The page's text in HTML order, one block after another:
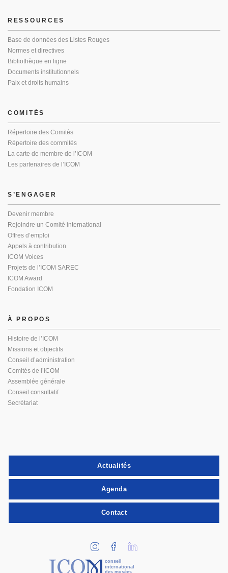
RESSOURCES
Base de données des Listes Rouges
Normes et directives
Bibliothèque en ligne
Documents institutionnels
Paix et droits humains
COMITÉS
Répertoire des Comités
Répertoire des commités
La carte de membre de l’ICOM
Les partenaires de l’ICOM
S’ENGAGER
Devenir membre
Rejoindre un Comité international
Offres d’emploi
Appels à contribution
ICOM Voices
Projets de l’ICOM SAREC
ICOM Award
Fondation ICOM
À PROPOS
Histoire de l’ICOM
Missions et objectifs
Conseil d’administration
Comités de l’ICOM
Assemblée générale
Conseil consultatif
Secrétariat
Actualités
Agenda
Contact
conseil
international
des musées